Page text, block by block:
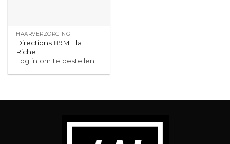
HAARVERZORGING
Directions 89ML la
Riche
Log in om te bestellen